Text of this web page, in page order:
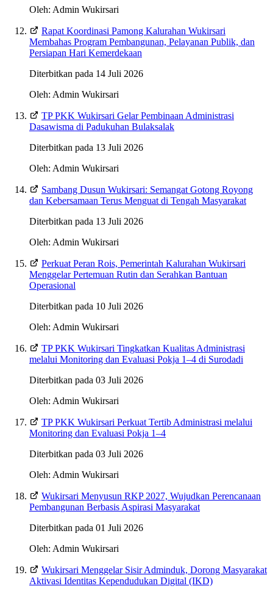
Oleh: Admin Wukirsari
Rapat Koordinasi Pamong Kalurahan Wukirsari
Membahas Program Pembangunan, Pelayanan Publik, dan
Persiapan Hari Kemerdekaan
Diterbitkan pada 14 Juli 2026
Oleh: Admin Wukirsari
TP PKK Wukirsari Gelar Pembinaan Administrasi
Dasawisma di Padukuhan Bulaksalak
Diterbitkan pada 13 Juli 2026
Oleh: Admin Wukirsari
Sambang Dusun Wukirsari: Semangat Gotong Royong
dan Kebersamaan Terus Menguat di Tengah Masyarakat
Diterbitkan pada 13 Juli 2026
Oleh: Admin Wukirsari
Perkuat Peran Rois, Pemerintah Kalurahan Wukirsari
Menggelar Pertemuan Rutin dan Serahkan Bantuan
Operasional
Diterbitkan pada 10 Juli 2026
Oleh: Admin Wukirsari
TP PKK Wukirsari Tingkatkan Kualitas Administrasi
melalui Monitoring dan Evaluasi Pokja 1–4 di Surodadi
Diterbitkan pada 03 Juli 2026
Oleh: Admin Wukirsari
TP PKK Wukirsari Perkuat Tertib Administrasi melalui
Monitoring dan Evaluasi Pokja 1–4
Diterbitkan pada 03 Juli 2026
Oleh: Admin Wukirsari
Wukirsari Menyusun RKP 2027, Wujudkan Perencanaan
Pembangunan Berbasis Aspirasi Masyarakat
Diterbitkan pada 01 Juli 2026
Oleh: Admin Wukirsari
Wukirsari Menggelar Sisir Adminduk, Dorong Masyarakat
Aktivasi Identitas Kependudukan Digital (IKD)